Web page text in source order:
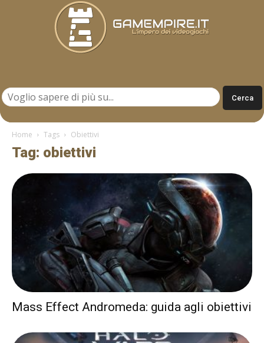
Home Tags Obiettivi
Tag: obiettivi
Mass Effect Andromeda: guida agli obiettivi